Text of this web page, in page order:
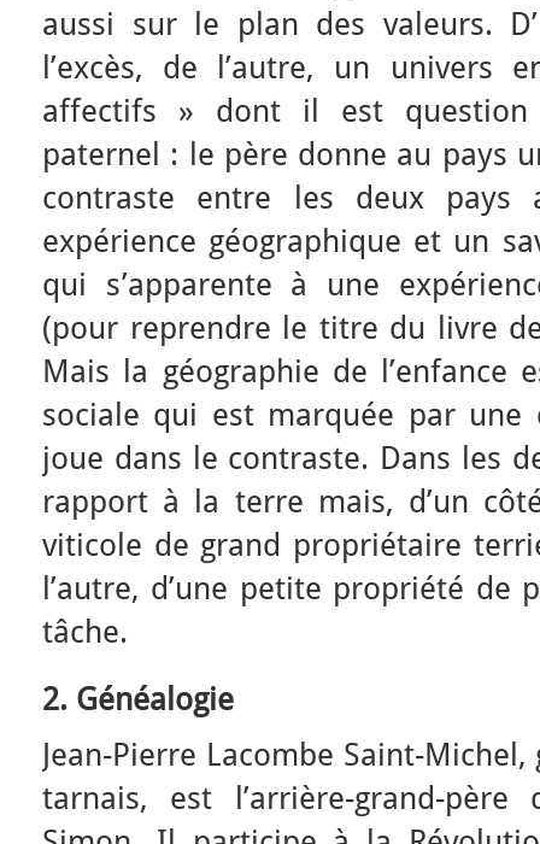
aussi sur le plan des valeurs.
l’excès, de l’autre, un univers
affectifs » dont il est question
paternel : le père donne au pays
contraste entre les deux pays
expérience géographique et un
qui s’apparente à une
(pour reprendre le titre du livre
Mais la géographie de l’enfance
sociale qui est marquée par une
joue dans le contraste. Dans les
rapport à la terre mais, d’un
viticole de grand propriétaire
l’autre, d’une petite propriété de
tâche.
2. Généalogie
Jean-Pierre Lacombe Saint-
tarnais, est l’arrière-grand-